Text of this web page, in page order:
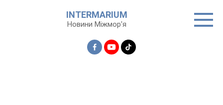
INTERMARIUM
Новини Міжмор'я